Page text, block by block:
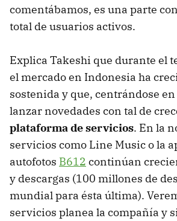
comentábamos, es una parte
total de usuarios activos.
Explica Takeshi que durante el
el mercado en Indonesia ha
sostenida y que, centrándose en
lanzar novedades con tal de
plataforma de servicios. En la
servicios como Line Music o la
autofotos B612 continúan
y descargas (100 millones de
mundial para ésta última).
servicios planea la compañía y